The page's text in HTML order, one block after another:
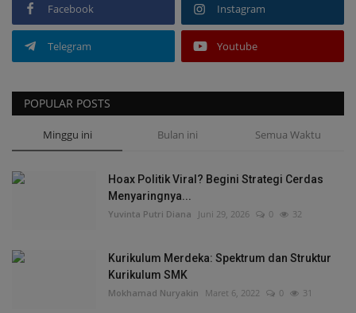
Facebook Instagram
Telegram Youtube
POPULAR POSTS
Minggu ini Bulan ini Semua Waktu
Hoax Politik Viral? Begini Strategi Cerdas
Menyaringnya...
Yuvinta Putri Diana Juni 29, 2026 0 32
Kurikulum Merdeka: Spektrum dan Struktur
Kurikulum SMK
Mokhamad Nuryakin Maret 6, 2022 0 31